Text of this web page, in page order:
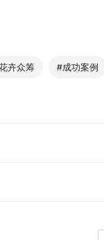
卉众筹 #成功案例